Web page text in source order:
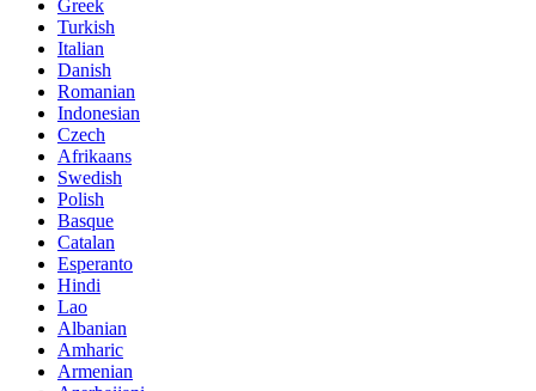
Greek
Turkish
Italian
Danish
Romanian
Indonesian
Czech
Afrikaans
Swedish
Polish
Basque
Catalan
Esperanto
Hindi
Lao
Albanian
Amharic
Armenian